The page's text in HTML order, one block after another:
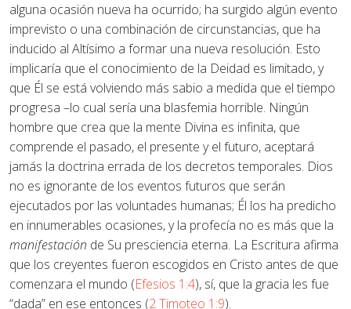
alguna ocasión nueva ha ocurrido; ha surgido algún evento
imprevisto o una combinación de circunstancias, que ha
inducido al Altísimo a formar una nueva resolución. Esto
implicaría que el conocimiento de la Deidad es limitado, y
que Él se está volviendo más sabio a medida que el tiempo
progresa –lo cual sería una blasfemia horrible. Ningún
hombre que crea que la mente Divina es infinita, que
comprende el pasado, el presente y el futuro, aceptará
jamás la doctrina errada de los decretos temporales. Dios
no es ignorante de los eventos futuros que serán
ejecutados por las voluntades humanas; Él los ha predicho
en innumerables ocasiones, y la profecía no es más que la
manifestación de Su presciencia eterna. La Escritura afirma
que los creyentes fueron escogidos en Cristo antes de que
comenzara el mundo (Efesios 1:4), sí, que la gracia les fue
“dada” en ese entonces (2 Timoteo 1:9).